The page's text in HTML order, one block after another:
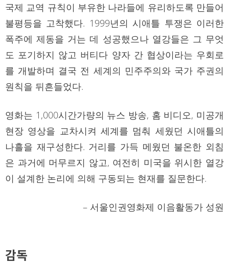
국제 교역 규칙이 부유한 나라들에 유리하도록 만들어
불평등을 고착했다. 1999년의 시애틀 투쟁은 이러한
폭주에 제동을 거는 데 성공했으나 열강들은 그 무엇
도 포기하지 않고 버티다 양자 간 협상이라는 우회로
를 개발하며 결국 전 세계의 민주주의와 국가 주권의
원칙을 뒤흔들었다.
영화는 1,000시간가량의 뉴스 방송, 홈 비디오, 미공개
현장 영상을 교차시켜 세계를 멈춰 세웠던 시애틀의
나흘을 재구성한다. 거리를 가득 메웠던 불온한 외침
은 과거에 머무르지 않고, 여전히 미국을 위시한 열강
이 설계한 논리에 의해 구동되는 현재를 질문한다.
– 서울인권영화제 이음활동가 성원
감독